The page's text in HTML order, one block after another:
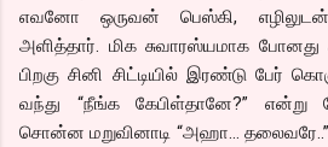
எவனோ ஒருவன் பெஸ்கி,
அளித்தார். மிக சுவாரஸ்யமாக
பிறகு சினி சிட்டியில் இரண்டு பேர்
வந்து “நீங்க கேபிள்தானே?”
சொன்ன மறுவினாடி “அஹா… தலைவரே..”